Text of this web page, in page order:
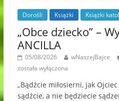
Dorośli Książki Książki
„Obce dziecko” –
ANCILLA
05/08/2026 wNaszejBajce
została wyłączona
„Bądźcie miłosierni, jak
sądźcie, a nie będziecie